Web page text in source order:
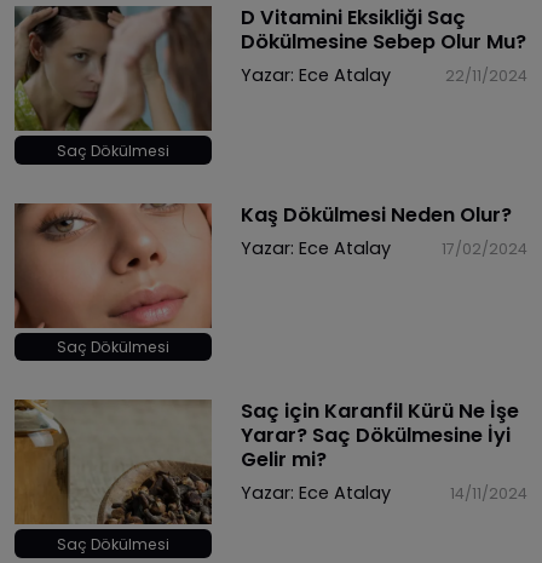
Saç Dökülmesi
D Vitamini Eksikliği Saç
Dökülmesine Sebep Olur Mu?
Yazar: Ece Atalay 22/11/2024
Saç Dökülmesi
Kaş Dökülmesi Neden Olur?
Yazar: Ece Atalay 17/02/2024
Saç Dökülmesi
Saç için Karanfil Kürü Ne İşe
Yarar? Saç Dökülmesine İyi
Gelir mi?
Yazar: Ece Atalay 14/11/2024